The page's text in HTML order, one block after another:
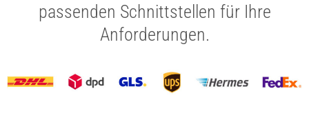
passenden Schnittstellen für Ihre
Anforderungen.